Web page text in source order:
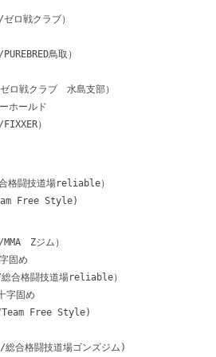
戦クラブ）
鳥取）
戦クラブ 水島支部）
ールド
）
闘技道場reliable）
Free Style)
Zジム）
固め
格闘技道場reliable）
字固め
Free Style)
闘技道場ゴンズジム)